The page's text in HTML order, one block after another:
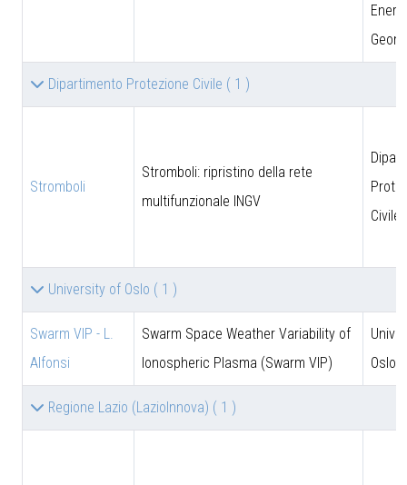
Dipartimento Protezione Civile ( 1 )
Stromboli
Stromboli: ripristino della rete
multifunzionale INGV
Civile
University of Oslo ( 1 )
Swarm VIP - L.
Alfonsi
Swarm Space Weather Variability of
Ionospheric Plasma (Swarm VIP)
Oslo
Regione Lazio (LazioInnova) ( 1 )